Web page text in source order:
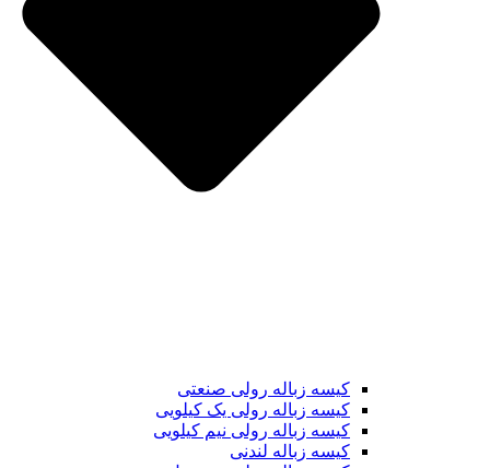
کیسه زباله رولی صنعتی
کیسه زباله رولی یک کیلویی
کیسه زباله رولی نیم کیلویی
کیسه زباله لندنی